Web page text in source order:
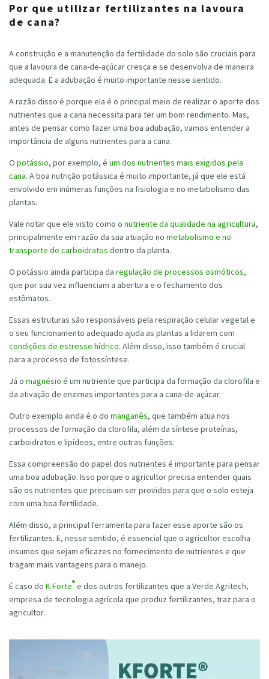
Por que utilizar fertilizantes na lavoura
de cana?
A construção e a manutenção da fertilidade do solo são cruciais para
que a lavoura de cana-de-açúcar cresça e se desenvolva de maneira
adequada. E a adubação é muito importante nesse sentido.
A razão disso é porque ela é o principal meio de realizar o aporte dos
nutrientes que a cana necessita para ter um bom rendimento. Mas,
antes de pensar como fazer uma boa adubação, vamos entender a
importância de alguns nutrientes para a cana.
O potássio, por exemplo, é um dos nutrientes mais exigidos pela
cana. A boa nutrição potássica é muito importante, já que ele está
envolvido em inúmeras funções na fisiologia e no metabolismo das
plantas.
Vale notar que ele visto como o nutriente da qualidade na agricultura,
principalmente em razão da sua atuação no metabolismo e no
transporte de carboidratos dentro da planta.
O potássio ainda participa da regulação de processos osmóticos,
que por sua vez influenciam a abertura e o fechamento dos
estômatos.
Essas estruturas são responsáveis pela respiração celular vegetal e
o seu funcionamento adequado ajuda as plantas a lidarem com
condições de estresse hídrico. Além disso, isso também é crucial
para a processo de fotossíntese.
Já o magnésio é um nutriente que participa da formação da clorofila e
da ativação de enzimas importantes para a cana-de-açúcar.
Outro exemplo ainda é o do manganês, que também atua nos
processos de formação da clorofila, além da síntese proteínas,
carboidratos e lipídeos, entre outras funções.
Essa compreensão do papel dos nutrientes é importante para pensar
uma boa adubação. Isso porque o agricultor precisa entender quais
são os nutrientes que precisam ser providos para que o solo esteja
com uma boa fertilidade.
Além disso, a principal ferramenta para fazer esse aporte são os
fertilizantes. E, nesse sentido, é essencial que o agricultor escolha
insumos que sejam eficazes no fornecimento de nutrientes e que
tragam mais vantagens para o manejo.
É caso do K Forte® e dos outros fertilizantes que a Verde Agritech,
empresa de tecnologia agrícola que produz fertilizantes, traz para o
agricultor.